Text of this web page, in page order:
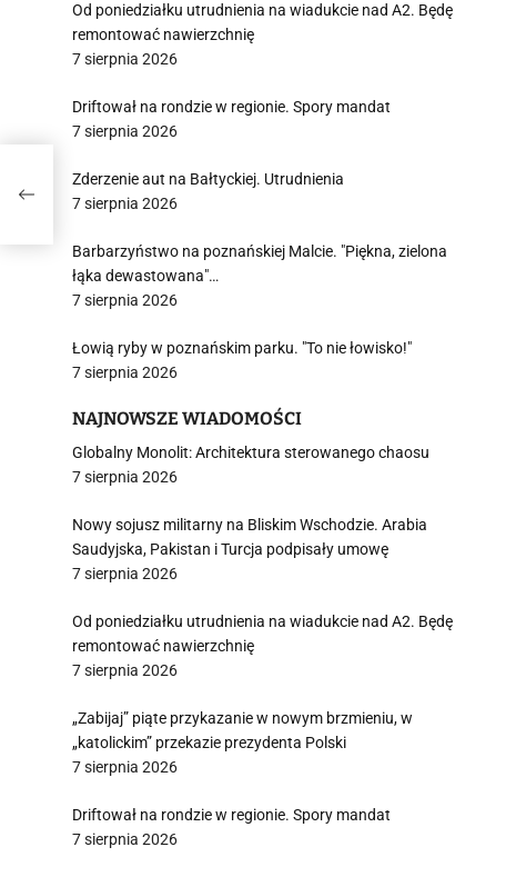
Od poniedziałku utrudnienia na wiadukcie nad A2. Będę
remontować nawierzchnię
7 sierpnia 2026
Driftował na rondzie w regionie. Spory mandat
7 sierpnia 2026
Zderzenie aut na Bałtyckiej. Utrudnienia
7 sierpnia 2026
Barbarzyństwo na poznańskiej Malcie. "Piękna, zielona
łąka dewastowana"…
7 sierpnia 2026
Łowią ryby w poznańskim parku. "To nie łowisko!"
7 sierpnia 2026
NAJNOWSZE WIADOMOŚCI
Globalny Monolit: Architektura sterowanego chaosu
7 sierpnia 2026
Nowy sojusz militarny na Bliskim Wschodzie. Arabia
Saudyjska, Pakistan i Turcja podpisały umowę
7 sierpnia 2026
Od poniedziałku utrudnienia na wiadukcie nad A2. Będę
remontować nawierzchnię
7 sierpnia 2026
„Zabijaj” piąte przykazanie w nowym brzmieniu, w
„katolickim” przekazie prezydenta Polski
7 sierpnia 2026
Driftował na rondzie w regionie. Spory mandat
7 sierpnia 2026